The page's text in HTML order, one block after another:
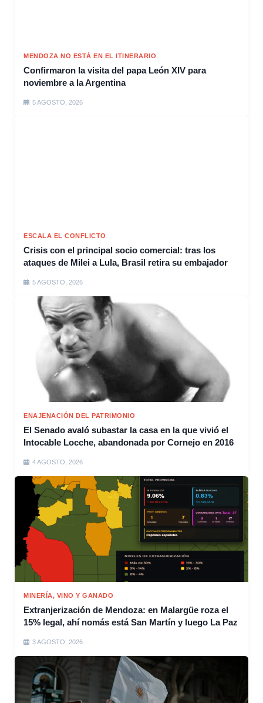
MENDOZA NO ESTÁ EN EL ITINERARIO
Confirmaron la visita del papa León XIV para
noviembre a la Argentina
5 AGOSTO, 2026
ESCALA EL CONFLICTO
Crisis con el principal socio comercial: tras los
ataques de Milei a Lula, Brasil retira su embajador
5 AGOSTO, 2026
ENAJENACIÓN DEL PATRIMONIO
El Senado avaló subastar la casa en la que vivió el
Intocable Locche, abandonada por Cornejo en 2016
4 AGOSTO, 2026
MINERÍA, VINO Y GANADO
Extranjerización de Mendoza: en Malargüe roza el
15% legal, ahí nomás está San Martín y luego La Paz
3 AGOSTO, 2026